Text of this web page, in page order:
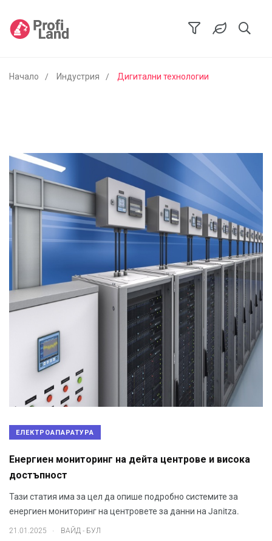
Начало Индустрия Дигитални технологии
ЕЛЕКТРОАПАРАТУРА
Енергиен мониторинг на дейта центрове и висока
достъпност
Тази статия има за цел да опише подробно системите за
енергиен мониторинг на центровете за данни на Janitza.
21.01.2025 . ВАЙД - БУЛ